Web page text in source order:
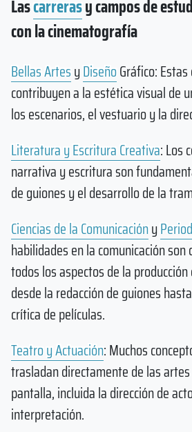
Lascarrerasy campos de
con la cinematografía
Bellas ArtesyDiseñoGráfico:
contribuyen a la estética visual de
los escenarios, el vestuario y la
Literatura y Escritura Creativa: Los
narrativa y escritura son
de guiones y el desarrollo de la
Ciencias de la Comunicacióny
habilidades en la comunicación son
todos los aspectos de la
desde la redacción de guiones
crítica de películas.
Teatro y Actuación: Muchos
trasladan directamente de las
pantalla, incluida la dirección de
interpretación.